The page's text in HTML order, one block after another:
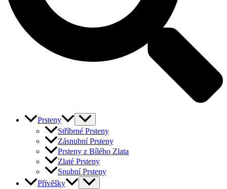
Prsteny
Stříbrné Prsteny
Zásnubní Prsteny
Prsteny z Bílého Zlata
Zlaté Prsteny
Snubní Prsteny
Přívěšky